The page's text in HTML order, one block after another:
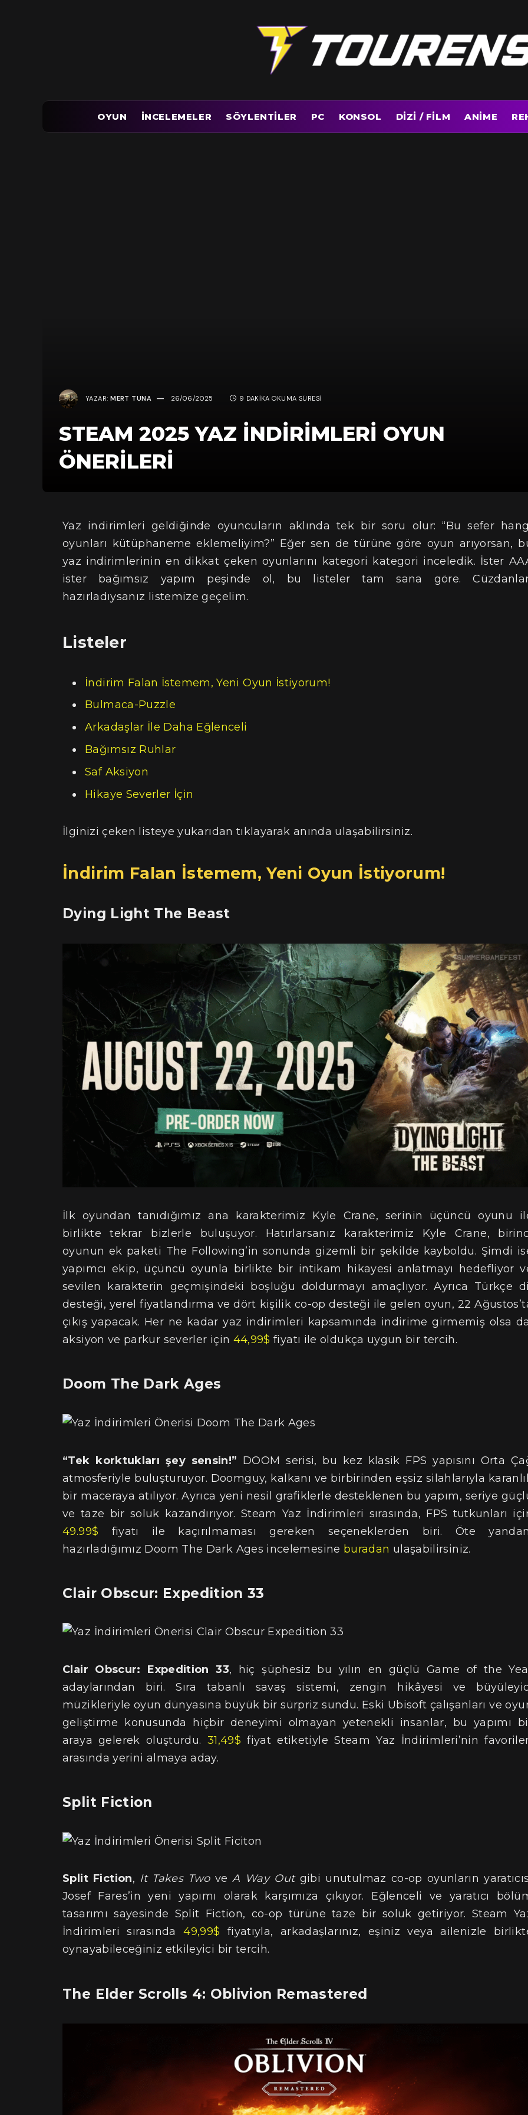
OYUN İNCELEMELER SÖYLENTILER PC KONSOL DIZI / FILM ANIME
YAZAR: MERT TUNA 26/06/2025 9 DAKIKA OKUMA SÜRESI
STEAM 2025 YAZ İNDIRIMLERI OYUN
ÖNERILERI
Yaz indirimleri geldiğinde oyuncuların aklında tek bir soru olur: “Bu sefer
oyunları kütüphaneme eklemeliyim?” Eğer sen de türüne göre oyun arıyorsan,
yaz indirimlerinin en dikkat çeken oyunlarını kategori kategori inceledik. İster
ister bağımsız yapım peşinde ol, bu listeler tam sana göre.
hazırladıysanız listemize geçelim.
Listeler
İndirim Falan İstemem, Yeni Oyun İstiyorum!
Bulmaca-Puzzle
Arkadaşlar İle Daha Eğlenceli
Bağımsız Ruhlar
Saf Aksiyon
Hikaye Severler İçin
İlginizi çeken listeye yukarıdan tıklayarak anında ulaşabilirsiniz.
İndirim Falan İstemem, Yeni Oyun İstiyorum!
Dying Light The Beast
İlk oyundan tanıdığımız ana karakterimiz Kyle Crane, serinin üçüncü oyunu
birlikte tekrar bizlerle buluşuyor. Hatırlarsanız karakterimiz Kyle Crane,
oyunun ek paketi The Following’in sonunda gizemli bir şekilde kayboldu. Şimdi
yapımcı ekip, üçüncü oyunla birlikte bir intikam hikayesi anlatmayı hedefliyor
sevilen karakterin geçmişindeki boşluğu doldurmayı amaçlıyor. Ayrıca Türkçe dil
desteği, yerel fiyatlandırma ve dört kişilik co-op desteği ile gelen oyun, 22
çıkış yapacak. Her ne kadar yaz indirimleri kapsamında indirime girmemiş olsa
aksiyon ve parkur severler için 44,99$ fiyatı ile oldukça uygun bir tercih.
Doom The Dark Ages
“Tek korktukları şey sensin!” DOOM serisi, bu kez klasik FPS yapısını Orta
atmosferiyle buluşturuyor. Doomguy, kalkanı ve birbirinden eşsiz silahlarıyla
bir maceraya atılıyor. Ayrıca yeni nesil grafiklerle desteklenen bu yapım, seriye
ve taze bir soluk kazandırıyor. Steam Yaz İndirimleri sırasında, FPS tutkunları
49.99$ fiyatı ile kaçırılmaması gereken seçeneklerden biri. Öte
hazırladığımız Doom The Dark Ages incelemesine buradan ulaşabilirsiniz.
Clair Obscur: Expedition 33
Clair Obscur: Expedition 33, hiç şüphesiz bu yılın en güçlü Game of the
adaylarından biri. Sıra tabanlı savaş sistemi, zengin hikâyesi ve
müzikleriyle oyun dünyasına büyük bir sürpriz sundu. Eski Ubisoft çalışanları ve
geliştirme konusunda hiçbir deneyimi olmayan yetenekli insanlar, bu yapımı
araya gelerek oluşturdu. 31,49$ fiyat etiketiyle Steam Yaz İndirimleri’nin
arasında yerini almaya aday.
Split Fiction
Split Fiction, It Takes TwoveA Way Outgibi unutulmaz co-op oyunların
Josef Fares’in yeni yapımı olarak karşımıza çıkıyor. Eğlenceli ve yaratıcı
tasarımı sayesinde Split Fiction, co-op türüne taze bir soluk getiriyor. Steam
İndirimleri sırasında49,99$ fiyatıyla, arkadaşlarınız, eşiniz veya ailenizle
oynayabileceğiniz etkileyici bir tercih.
The Elder Scrolls 4: Oblivion Remastered